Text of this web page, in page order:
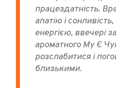
працездатність.
апатію і
енергією, ввечері
ароматного Му Є
розслабитися і
близькими.